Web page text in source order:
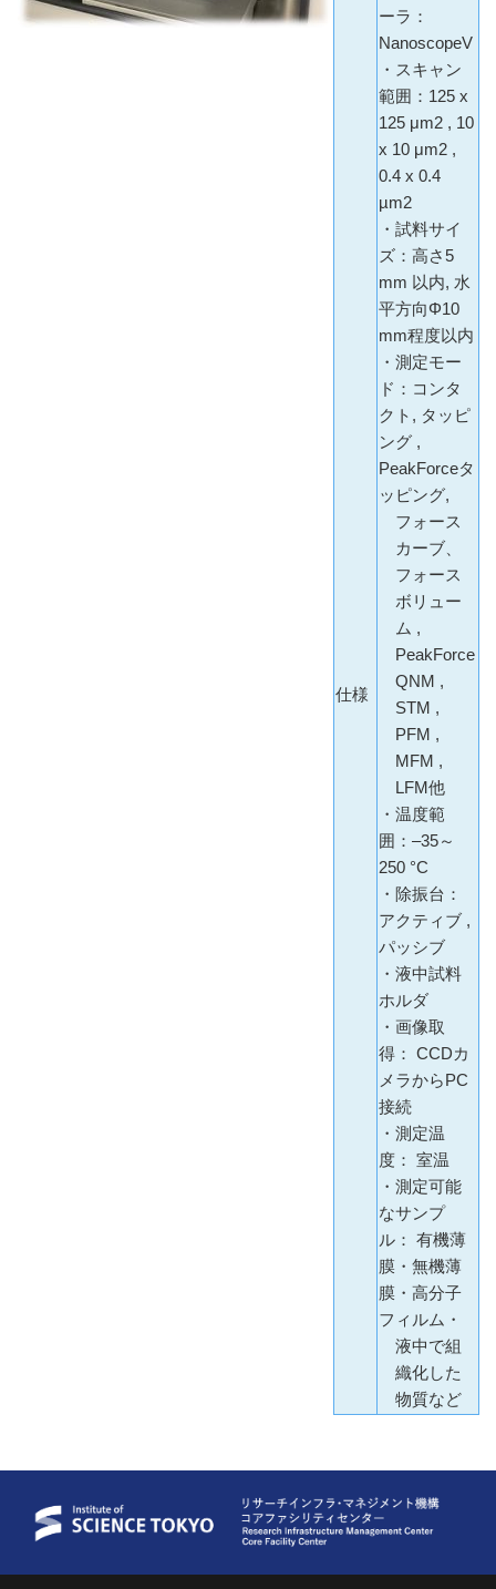
仕様
ーラ：
NanoscopeV
・スキャン
範囲：125 x
125 μm2 , 10
x 10 μm2 ,
0.4 x 0.4
µm2
・試料サイ
ズ：高さ5
mm 以内, 水
平方向Φ10
mm程度以内
・測定モー
ド：コンタ
クト, タッピ
ング ,
PeakForceタ
ッピング,
フォース
カーブ、
フォース
ボリュー
ム ,
PeakForce
QNM ,
STM ,
PFM ,
MFM ,
LFM他
・温度範
囲：‒35～
250 °C
・除振台：
アクティブ ,
パッシブ
・液中試料
ホルダ
・画像取
得： CCDカ
メラからPC
接続
・測定温
度： 室温
・測定可能
なサンプ
ル： 有機薄
膜・無機薄
膜・高分子
フィルム・
液中で組
織化した
物質など